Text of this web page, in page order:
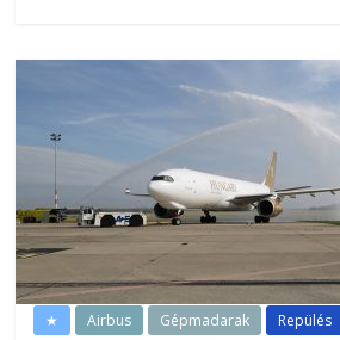
★ Airbus Gépmadarak Repülés